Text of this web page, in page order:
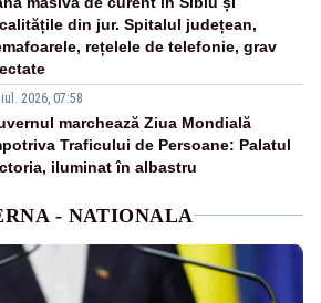
din jur. Spitalul județean,
rețelele de telefonie, grav
2026, 07:58
marchează Ziua Mondială
Traficului de Persoane: Palatul
iluminat în albastru
- NATIONALA